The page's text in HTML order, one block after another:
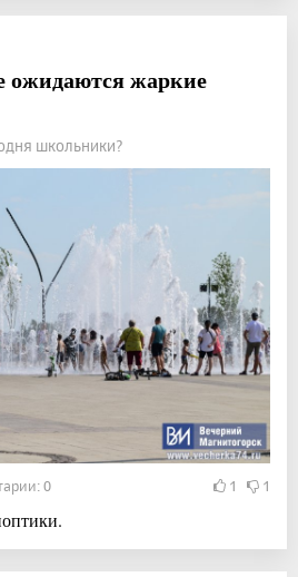
ожидаются жаркие
школьники?
0 1 1